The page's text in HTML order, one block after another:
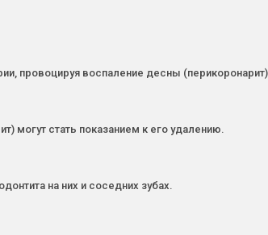
провоцируя воспаление десны
могут стать показанием к его удалению.
на них и соседних зубах.